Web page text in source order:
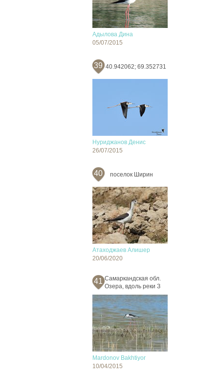
Адылова Дина
05/07/2015
39 40.942062; 69.352731
Нуриджанов Денис
26/07/2015
40 поселок Ширин
Атаходжаев Алишер
20/06/2020
41 Самаркандская обл.
Озера, вдоль реки З
Mardonov Bakhtiyor
10/04/2015